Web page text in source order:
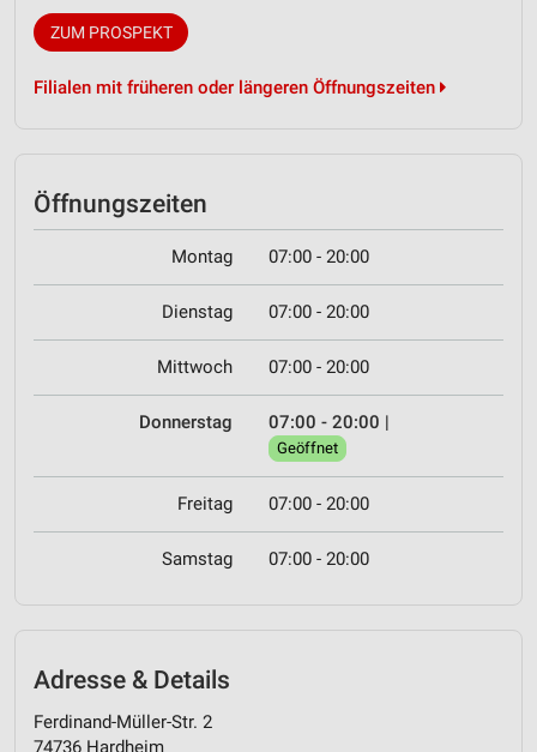
ZUM PROSPEKT
Filialen mit früheren oder längeren Öffnungszeiten
Öffnungszeiten
Montag 07:00 - 20:00
Dienstag 07:00 - 20:00
Mittwoch 07:00 - 20:00
Donnerstag 07:00 - 20:00 |
Geöffnet
Freitag 07:00 - 20:00
Samstag 07:00 - 20:00
Adresse & Details
Ferdinand-Müller-Str. 2
74736 Hardheim